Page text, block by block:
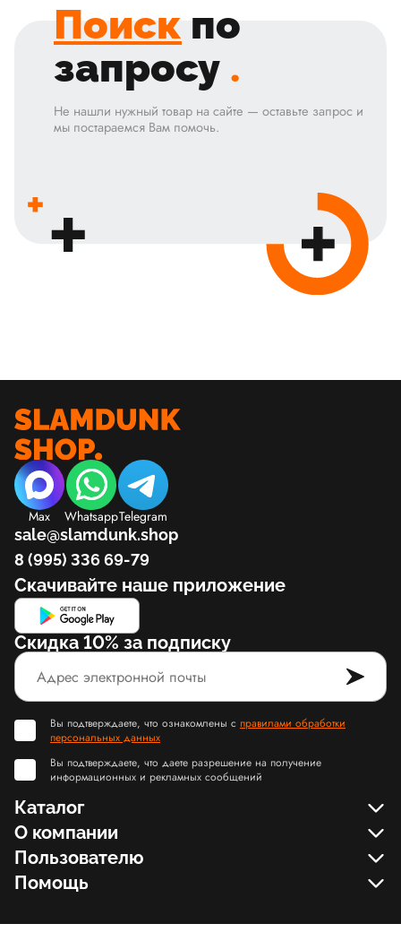
Поиск по
запросу .
Не нашли нужный товар на сайте — оставьте запрос и
мы постараемся Вам помочь.
Max WhatsappTelegram
sale@slamdunk.shop
8 (995) 336 69-79
Скачивайте наше приложение
Скидка 10% за подписку
Вы подтверждаете, что ознакомлены с правилами обработки
персональных данных
Вы подтверждаете, что даете разрешение на получение
информационных и рекламных сообщений
Каталог
О компании
Пользователю
Помощь